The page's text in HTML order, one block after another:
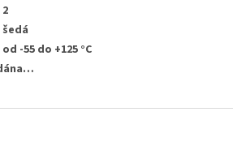
2
šedá
od -55 do +125 °C